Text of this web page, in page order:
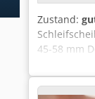
Zustand:
45-58 mm
vorhanden